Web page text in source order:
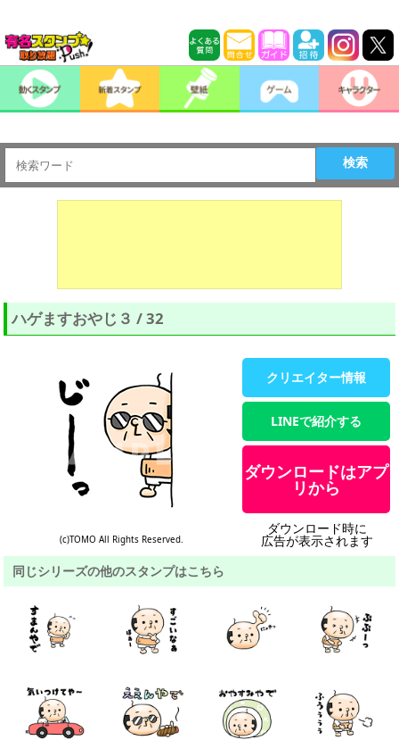
検索
ハゲますおやじ３ / 32
(c)TOMO All Rights Reserved.
クリエイター情報
LINEで紹介する
ダウンロードはアプ
リから
ダウンロード時に
広告が表示されます
同じシリーズの他のスタンプはこちら